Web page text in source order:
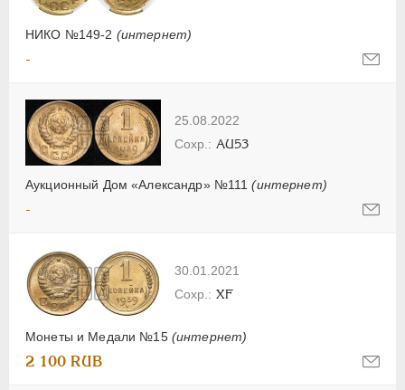
НИКО №149-2 (интернет)
-
25.08.2022
Аукционный Дом «Александр» №111(интернет)
AU53
-
30.01.2021
Монеты и Медали №15 (интернет)
XF
2 100 RUB